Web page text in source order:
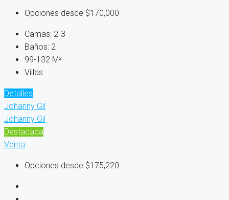
Opciones desde $170,000
Camas: 2-3
Baños: 2
99-132 M²
Villas
Detalles
Johanny Gil
Johanny Gil
Destacada
Venta
Opciones desde $175,220